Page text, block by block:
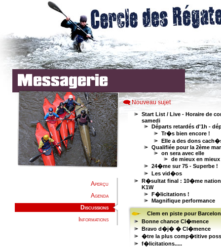
Aperçu
Agenda
Discussions
Informations
Nouveau sujet